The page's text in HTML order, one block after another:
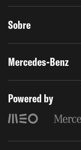
Sobre
Mercedes-Benz
Powered by